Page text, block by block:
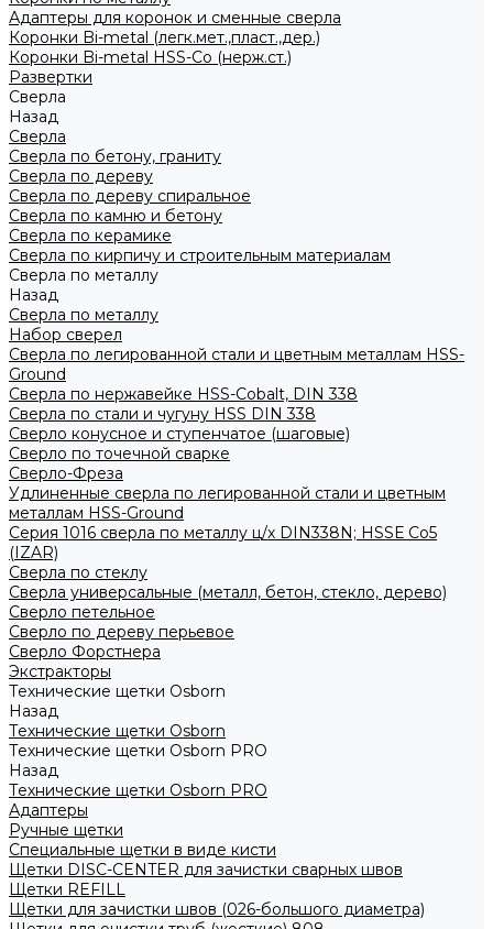
Адаптеры для коронок и сменные сверла
Коронки Bi-metal (легк.мет.,пласт.,дер.)
Коронки Bi-metal HSS-Co (нерж.ст.)
Развертки
Сверла
Назад
Сверла
Сверла по бетону, граниту
Сверла по дереву
Сверла по дереву спиральное
Сверла по камню и бетону
Сверла по керамике
Сверла по кирпичу и строительным материалам
Сверла по металлу
Назад
Сверла по металлу
Набор сверел
Сверла по легированной стали и цветным металлам HSS-
Ground
Сверла по нержавейке HSS-Cobalt, DIN 338
Сверла по стали и чугуну HSS DIN 338
Сверло конусное и ступенчатое (шаговые)
Сверло по точечной сварке
Сверло-Фреза
Удлиненные сверла по легированной стали и цветным
металлам HSS-Ground
Серия 1016 сверла по металлу ц/х DIN338N; HSSЕ Со5
(IZAR)
Сверла по стеклу
Сверла универсальные (металл, бетон, стекло, дерево)
Сверло петельное
Сверло по дереву перьевое
Сверло Форстнера
Экстракторы
Технические щетки Osborn
Назад
Технические щетки Osborn
Технические щетки Osborn PRO
Назад
Технические щетки Osborn PRO
Адаптеры
Ручные щетки
Специальные щетки в виде кисти
Щетки DISC-CENTER для зачистки сварных швов
Щетки REFILL
Щетки для зачистки швов (026-большого диаметра)